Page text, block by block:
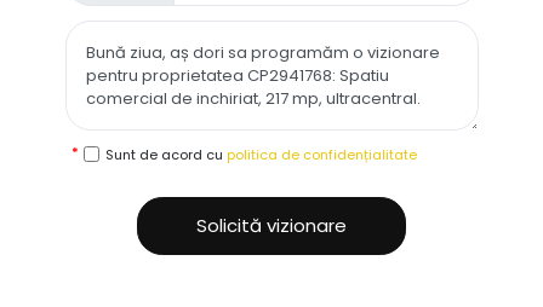
Sunt de acord cu politica de confidențialitate
Solicită vizionare